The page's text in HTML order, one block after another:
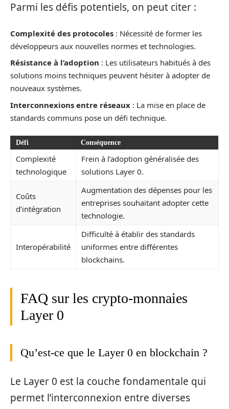
Parmi les défis potentiels, on peut citer :
Complexité des protocoles : Nécessité de former les
développeurs aux nouvelles normes et technologies.
Résistance à l’adoption : Les utilisateurs habitués à des
solutions moins techniques peuvent hésiter à adopter de
nouveaux systèmes.
Interconnexions entre réseaux : La mise en place de
standards communs pose un défi technique.
Défi Conséquence
Complexité
technologique
Frein à l’adoption généralisée des
solutions Layer 0.
Coûts
d’intégration
Augmentation des dépenses pour les
entreprises souhaitant adopter cette
technologie.
Interopérabilité
Difficulté à établir des standards
uniformes entre différentes
blockchains.
FAQ sur les crypto-monnaies
Layer 0
Qu’est-ce que le Layer 0 en blockchain ?
Le Layer 0 est la couche fondamentale qui
permet l’interconnexion entre diverses